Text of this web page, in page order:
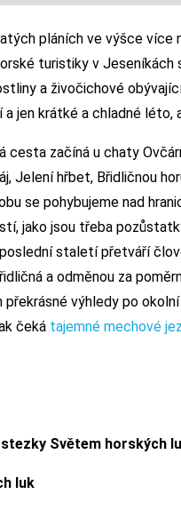
pláních ve výšce více
turistiky v
a živočichové
a jen krátké a chladné léto,
cesta začíná u chaty
Jelení hřbet, Břidličnou
se pohybujeme nad
jako jsou třeba
staletí přetváří
a odměnou za
překrásné výhledy po
čeká tajemné mechové
Světem horských
luk